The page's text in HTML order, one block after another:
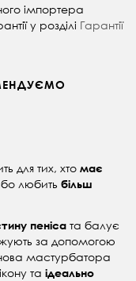
імпортера
у розділі Гарантії
для тих, хто має
любить більш
пеніса та балує
за допомогою
мастурбатора
та ідеально